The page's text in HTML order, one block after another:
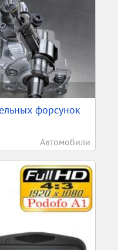
форсунок
Автомобили